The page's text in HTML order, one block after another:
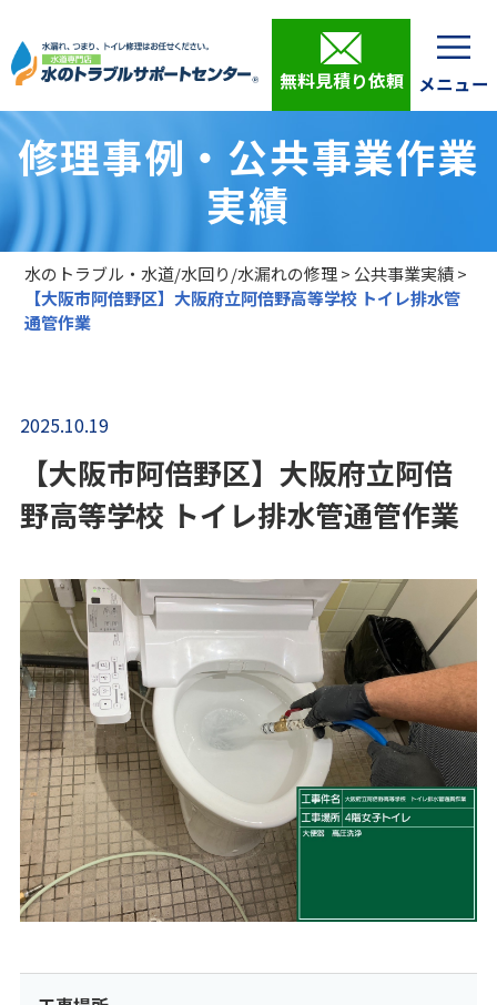
無料見積り依頼
修理事例・公共事業作業
実績
水のトラブル・水道/水回り/水漏れの修理> 公共事業実績>
【大阪市阿倍野区】大阪府立阿倍野高等学校 トイレ排水管
通管作業
2025.10.19
【大阪市阿倍野区】大阪府立阿倍
野高等学校 トイレ排水管通管作業